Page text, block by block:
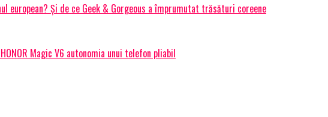
european? Și de ce Geek & Gorgeous a împrumutat trăsături coreene
Magic V6 autonomia unui telefon pliabil